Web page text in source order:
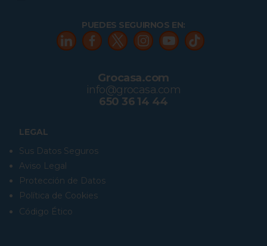
LEGAL
Sus Datos Seguros
Aviso Legal
Protección de Datos
Política de Cookies
Código Ético
PUEDES SEGUIRNOS EN:
Grocasa.com
info@grocasa.com
650 36 14 44